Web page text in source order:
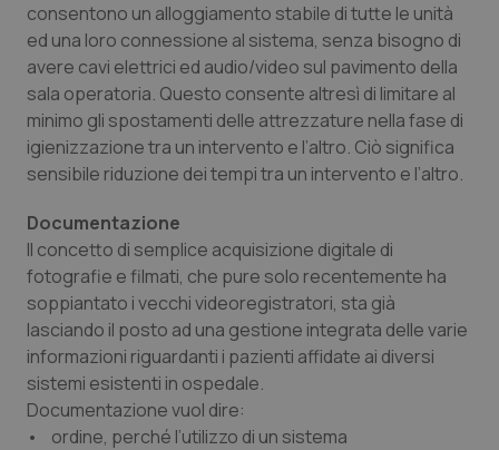
Tiroide
Tumore al seno
Tumore ovarico
Tumori del Polmone & Testa Collo
Tumori gastrointestinali
Ulcera & Reflusso
Vaccini
consentono un alloggiamento stabile di tutte le unità
ed una loro connessione al sistema, senza bisogno di
avere cavi elettrici ed audio/video sul pavimento della
sala operatoria. Questo consente altresì di limitare al
minimo gli spostamenti delle attrezzature nella fase di
igienizzazione tra un intervento e l’altro. Ciò significa
sensibile riduzione dei tempi tra un intervento e l’altro.
Documentazione
Il concetto di semplice acquisizione digitale di
fotografie e filmati, che pure solo recentemente ha
soppiantato i vecchi videoregistratori, sta già
lasciando il posto ad una gestione integrata delle varie
informazioni riguardanti i pazienti affidate ai diversi
sistemi esistenti in ospedale.
Documentazione vuol dire:
• ordine, perché l’utilizzo di un sistema